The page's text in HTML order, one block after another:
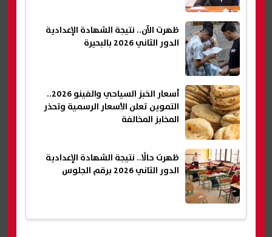
ظهرت الآن.. نتيجة الشهادة الإعدادية
الدور الثاني 2026 بالبحيرة
أسعار الخبز السياحي والفينو 2026..
التموين تعلن الأسعار الرسمية وتحذر
المخابز المخالفة
ظهرت حالًا.. نتيجة الشهادة الإعدادية
الدور الثاني 2026 برقم الجلوس